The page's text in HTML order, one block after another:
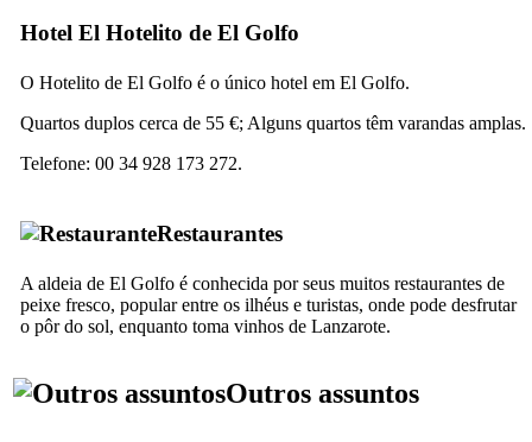
Hotel El Hotelito de El Golfo
O Hotelito de El Golfo é o único hotel em El Golfo.
Quartos duplos cerca de 55 €; Alguns quartos têm varandas amplas.
Telefone: 00 34 928 173 272.
Restaurantes
A aldeia de El Golfo é conhecida por seus muitos restaurantes de
peixe fresco, popular entre os ilhéus e turistas, onde pode desfrutar
o pôr do sol, enquanto toma vinhos de Lanzarote.
Outros assuntos